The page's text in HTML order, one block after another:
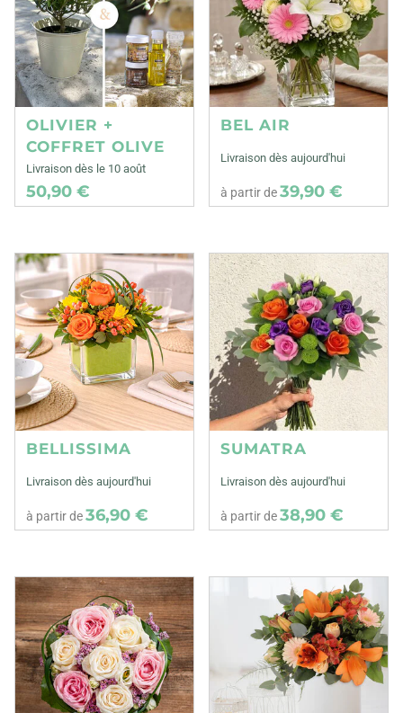
OLIVIER +
COFFRET OLIVE
Livraison dès le 10 août
50,90 €
BEL AIR
Livraison dès aujourd'hui
à partir de39,90 €
BELLISSIMA
Livraison dès aujourd'hui
à partir de36,90 €
SUMATRA
Livraison dès aujourd'hui
à partir de38,90 €